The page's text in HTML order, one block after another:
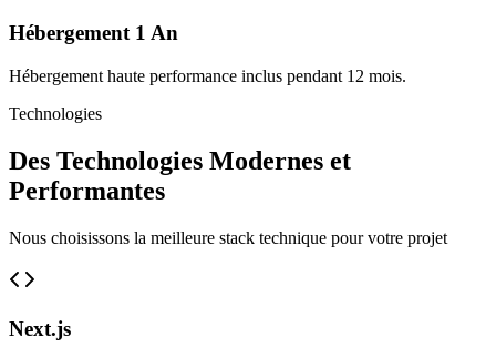
Hébergement 1 An
Hébergement haute performance inclus pendant 12 mois.
Technologies
Des Technologies Modernes et
Performantes
Nous choisissons la meilleure stack technique pour votre projet
Next.js